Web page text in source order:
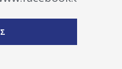
artist="" ]